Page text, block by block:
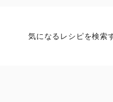
気になるレシピを検索